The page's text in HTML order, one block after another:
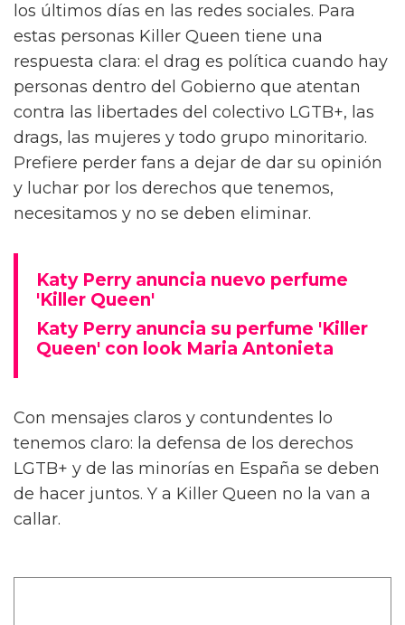
los últimos días en las redes sociales. Para
estas personas Killer Queen tiene una
respuesta clara: el drag es política cuando hay
personas dentro del Gobierno que atentan
contra las libertades del colectivo LGTB+, las
drags, las mujeres y todo grupo minoritario.
Prefiere perder fans a dejar de dar su opinión
y luchar por los derechos que tenemos,
necesitamos y no se deben eliminar.
Katy Perry anuncia nuevo perfume
'Killer Queen'
Katy Perry anuncia su perfume 'Killer
Queen' con look Maria Antonieta
Con mensajes claros y contundentes lo
tenemos claro: la defensa de los derechos
LGTB+ y de las minorías en España se deben
de hacer juntos. Y a Killer Queen no la van a
callar.